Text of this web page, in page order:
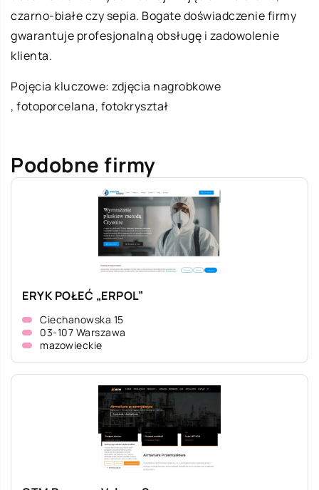
czarno-białe czy sepia. Bogate doświadczenie firmy
gwarantuje profesjonalną obsługę i zadowolenie
klienta.
Pojęcia kluczowe: zdjęcia nagrobkowe
, fotoporcelana, fotokryształ
Podobne firmy
ERYK POŁEĆ „ERPOL”
Ciechanowska 15
03-107 Warszawa
mazowieckie